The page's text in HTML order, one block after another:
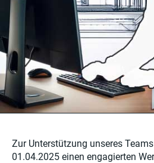
Zur Unterstützung unseres
01.04.2025 einen engagierten